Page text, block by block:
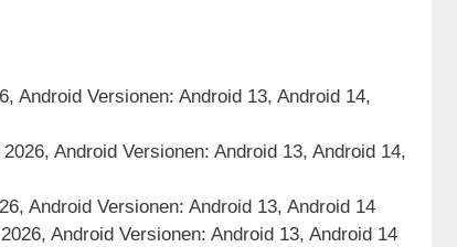
Android Versionen: Android 13, Android 14,
Android Versionen: Android 13, Android 14,
Android Versionen: Android 13, Android 14
Android Versionen: Android 13, Android 14